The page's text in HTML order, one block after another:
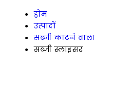
होम
उत्पादों
सब्जी काटने वाला
सब्ज़ी स्लाइसर